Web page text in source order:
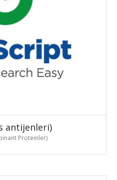
antijenleri)
Proteinler)